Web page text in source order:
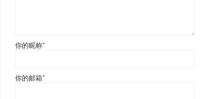
你的昵称*
你的邮箱*